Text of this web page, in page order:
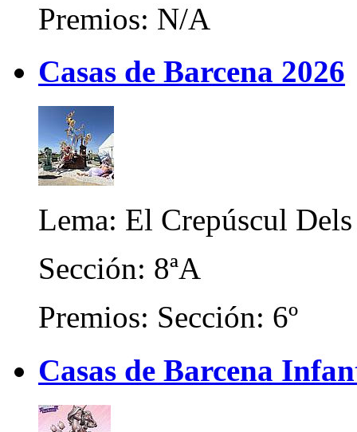
Premios: N/A
Casas de Barcena 2026
Lema: El Crepúscul
Sección: 8ªA
Premios: Sección: 6º
Casas de Barcena